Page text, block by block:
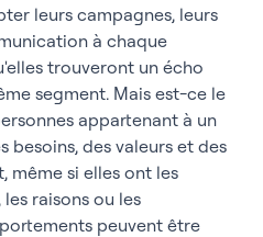
leurs campagnes, leurs
à chaque
trouveront un écho
segment. Mais est-ce le
appartenant à un
besoins, des valeurs et des
même si elles ont les
raisons ou les
peuvent être